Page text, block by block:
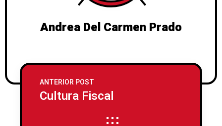
Andrea Del Carmen Prado
ANTERIOR POST
Cultura Fiscal